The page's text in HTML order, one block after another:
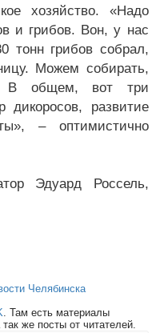
хозяйство. «Надо
и грибов. Вон, у нас
тонн грибов собрал,
Можем собирать,
В общем, вот три
дикоросов, развитие
– оптимистично
Эдуард Россель,
Челябинска
. Там есть материалы
же посты от читателей.